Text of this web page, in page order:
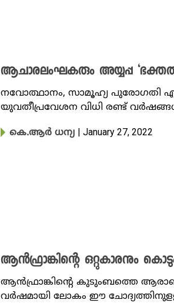
ആചാരലംഘകരും അയ്യപ്പ
നവോത്ഥാനം, സാമൂഹ്യ പുരോഗതി
യുവതീപ്രവേശന വിധി രണ്ട്
കെ.ആർ ധന്യ | January 27, 2022
ആൻഫ്രാങ്കിന്റെ ഒറ്റുകാരനും
ആൻഫ്രാങ്കിന്റെ കുടുംബത്തെ ആരാണ്
വർഷമായി ലോകം ഈ